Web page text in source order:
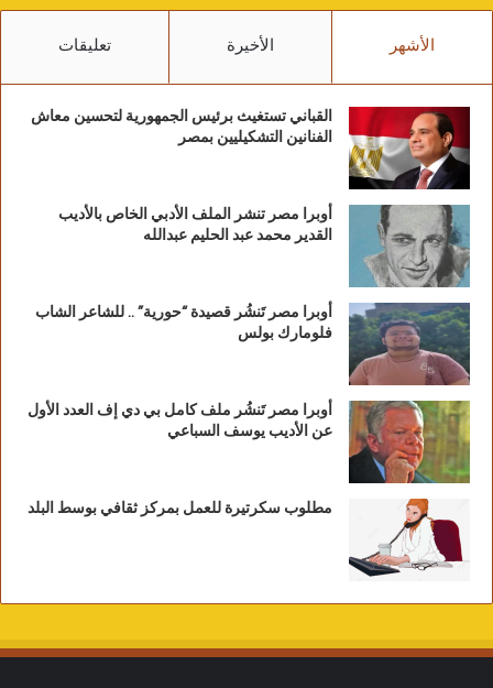
الأشهر الأخيرة تعليقات
القباني تستغيث برئيس الجمهورية لتحسين معاش
الفنانين التشكيليين بمصر
أوبرا مصر تنشر الملف الأدبي الخاص بالأديب
القدير محمد عبد الحليم عبدالله
أوبرا مصر تَنشُر قصيدة “حورية” .. للشاعر الشاب
فلومارك بولس
أوبرا مصر تَنشُر ملف كامل بي دي إف العدد الأول
عن الأديب يوسف السباعي
مطلوب سكرتيرة للعمل بمركز ثقافي بوسط البلد